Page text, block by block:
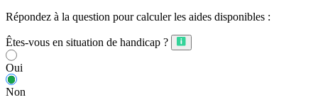
Répondez à la question pour calculer les aides disponibles :
Êtes-vous en situation de handicap ?
Oui
Non